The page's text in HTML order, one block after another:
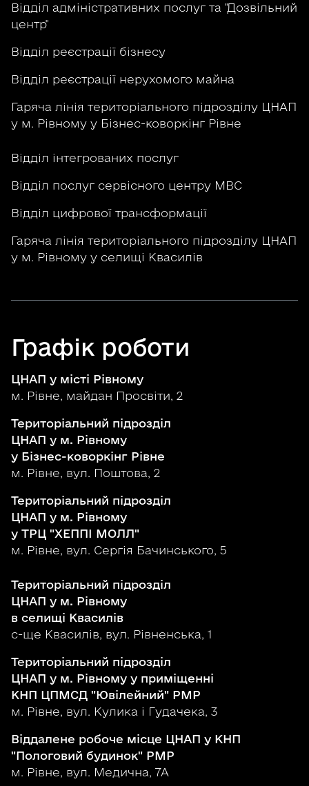
Відділ адміністративних послуг та "Дозвільний
центр"
Відділ реєстрації бізнесу
Відділ реєстрації нерухомого майна
Гаряча лінія територіального підрозділу ЦНАП
у м. Рівному у Бізнес-коворкінг Рівне
Відділ інтегрованих послуг
Відділ послуг сервісного центру МВС
Відділ цифрової трансформації
Гаряча лінія територіального підрозділу ЦНАП
у м. Рівному у селищі Квасилів
Графік роботи
ЦНАП у місті Рівному
м. Рівне, майдан Просвіти, 2
Територіальний підрозділ
ЦНАП у м. Рівному
у Бізнес-коворкінг Рівне
м. Рівне, вул. Поштова, 2
Територіальний підрозділ
ЦНАП у м. Рівному
у ТРЦ "ХЕППІ МОЛЛ"
м. Рівне, вул. Сергія Бачинського, 5
Територіальний підрозділ
ЦНАП у м. Рівному
в селищі Квасилів
с-ще Квасилів, вул. Рівненська, 1
Територіальний підрозділ
ЦНАП у м. Рівному у приміщенні
КНП ЦПМСД "Ювілейний" РМР
м. Рівне, вул. Кулика і Гудачека, 3
Віддалене робоче місце ЦНАП у КНП
"Пологовий будинок" РМР
м. Рівне, вул. Медична, 7А